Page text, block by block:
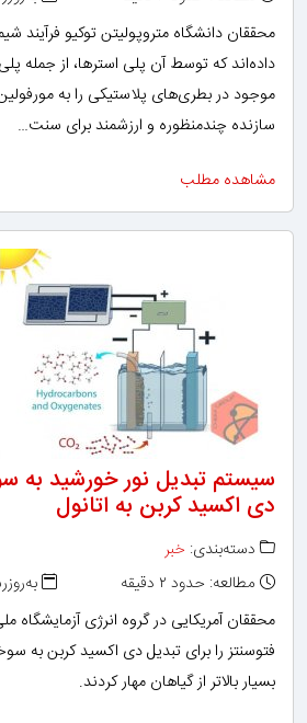
محققان دانشگاه متروپولیتن توکیو فرآیند
موجود در بطری‌های پلاستیکی را به
سازنده چندمنظوره و ارزشمند برای سنت…
مشاهده مطلب
سیستم تبدیل نور خورشید به
دی اکسید کربن به اتانول
دسته‌بندی: خبر
مطالعه: حدود ۲ دقیقه
محققان آمریکایی در گروه انرژی آزمایشگاه
فتوسنتز را برای تبدیل دی اکسید کربن به
بسیار بالاتر از گیاهان مهار کردند.